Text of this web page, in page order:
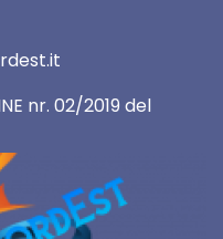
nr. 02/2019 del